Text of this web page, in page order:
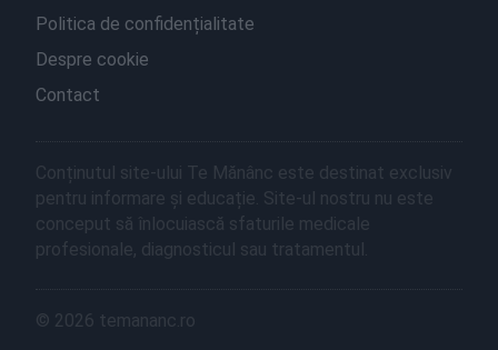
Politica de confidențialitate
Despre cookie
Contact
Conținutul site-ului Te Mănânc este destinat exclusiv
pentru informare și educație. Site-ul nostru nu este
conceput să înlocuiască sfaturile medicale
profesionale, diagnosticul sau tratamentul.
© 2026 temananc.ro